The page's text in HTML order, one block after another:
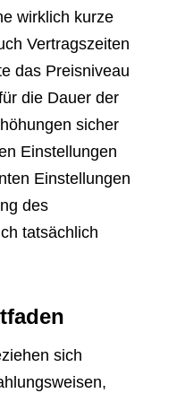
wirklich kurze
Vertragszeiten
das Preisniveau
die Dauer der
sicher
Einstellungen
Einstellungen
des
tatsächlich
sich